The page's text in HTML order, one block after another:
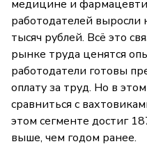
медицине и
работодателей
тысяч рублей. Всё это
рынке труда ценятся
работодатели готовы
оплату за труд. Но в
сравниться с
этом сегменте достиг
выше, чем годом ранее.